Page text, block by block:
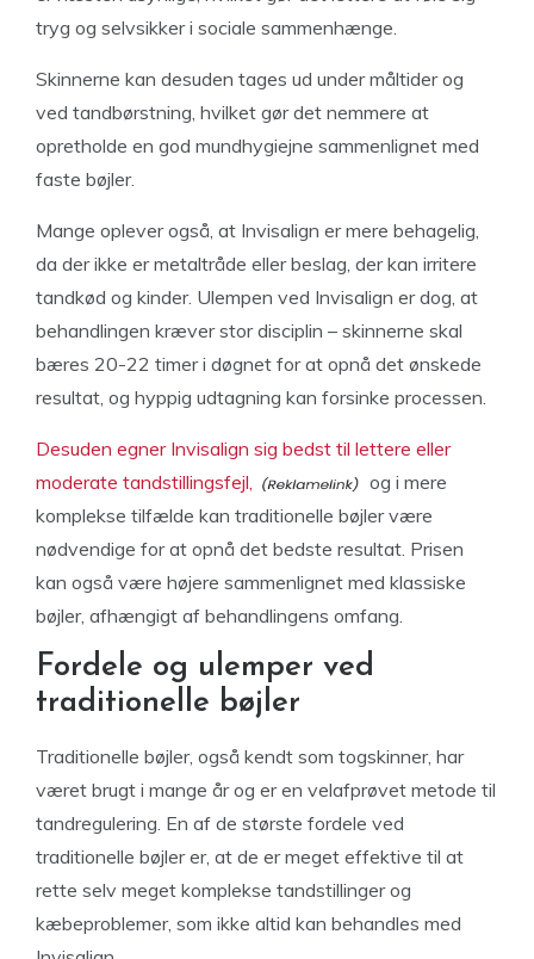
tryg og selvsikker i sociale sammenhænge.
Skinnerne kan desuden tages ud under måltider og
ved tandbørstning, hvilket gør det nemmere at
opretholde en god mundhygiejne sammenlignet med
faste bøjler.
Mange oplever også, at Invisalign er mere behagelig,
da der ikke er metaltråde eller beslag, der kan irritere
tandkød og kinder. Ulempen ved Invisalign er dog, at
behandlingen kræver stor disciplin – skinnerne skal
bæres 20-22 timer i døgnet for at opnå det ønskede
resultat, og hyppig udtagning kan forsinke processen.
Desuden egner Invisalign sig bedst til lettere eller
moderate tandstillingsfejl,
og i mere
komplekse tilfælde kan traditionelle bøjler være
nødvendige for at opnå det bedste resultat. Prisen
kan også være højere sammenlignet med klassiske
bøjler, afhængigt af behandlingens omfang.
Fordele og ulemper ved
traditionelle bøjler
Traditionelle bøjler, også kendt som togskinner, har
været brugt i mange år og er en velafprøvet metode til
tandregulering. En af de største fordele ved
traditionelle bøjler er, at de er meget effektive til at
rette selv meget komplekse tandstillinger og
kæbeproblemer, som ikke altid kan behandles med